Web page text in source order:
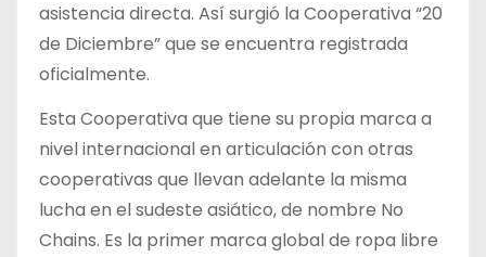
asistencia directa. Así surgió la Cooperativa “20
de Diciembre” que se encuentra registrada
oficialmente.
Esta Cooperativa que tiene su propia marca a
nivel internacional en articulación con otras
cooperativas que llevan adelante la misma
lucha en el sudeste asiático, de nombre No
Chains. Es la primer marca global de ropa libre